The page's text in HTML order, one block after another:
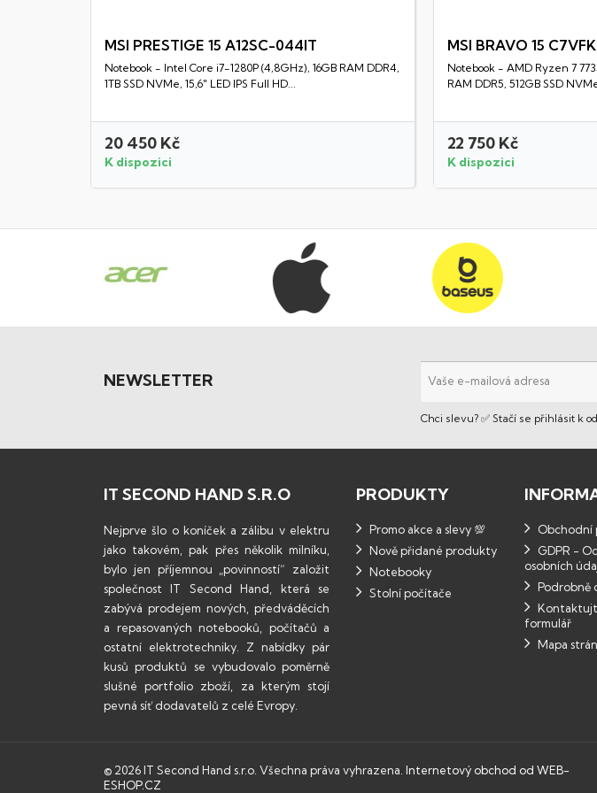
Rychlý náhled
MSI PRESTIGE 15 A12SC-044IT
Notebook - Intel Core i7-1280P (4,8GHz), 16GB RAM DDR4,
1TB SSD NVMe, 15,6" LED IPS Full HD...
20 450 Kč
K dispozici
MSI BRAVO 15
Notebook - AMD Ryzen 7
RAM DDR5, 512GB SSD
22 750 Kč
K dispozici
NEWSLETTER
Chci slevu? ✅ Stačí se přihlásit k
IT SECOND HAND S.R.O
Nejprve šlo o koníček a zálibu v elektru
jako takovém, pak přes několik milníku,
bylo jen příjemnou „povinností“ založit
společnost IT Second Hand, která se
zabývá prodejem nových, předváděcích
a repasovaných notebooků, počítačů a
ostatní elektrotechniky. Z nabídky pár
kusů produktů se vybudovalo poměrně
slušné portfolio zboží, za kterým stojí
pevná síť dodavatelů z celé Evropy.
PRODUKTY
Promo akce a slevy 💯
Nově přidané produkty
Notebooky
Stolní počítače
Obchodní
GDPR -
osobních
Podrobně
formulář
Mapa
© 2026 IT Second Hand s.r.o. Všechna práva vyhrazena. Internetový obchod od WEB-
ESHOP.CZ